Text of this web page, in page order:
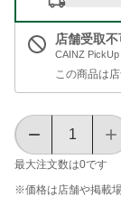
店舗受取不
CAINZ PickUp
この商品は
最大注文数は0です
※価格は​店舗や​掲載